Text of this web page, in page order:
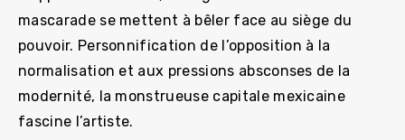
mascarade se mettent à bêler face au siège du
pouvoir. Personnification de l’opposition à la
normalisation et aux pressions absconses de la
modernité, la monstrueuse capitale mexicaine
fascine l’artiste.